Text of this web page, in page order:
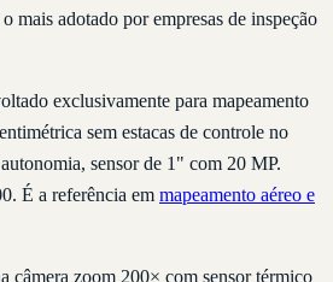
mais adotado por empresas de inspeção
exclusivamente para mapeamento
sem estacas de controle no
sensor de 1" com 20 MP.
É a referência em mapeamento aéreo e
câmera zoom 200× com sensor térmico